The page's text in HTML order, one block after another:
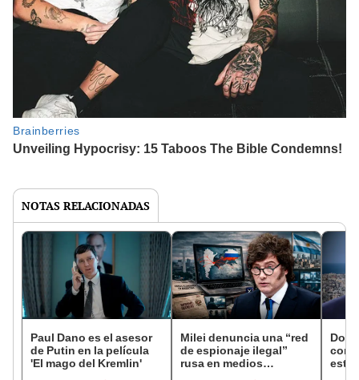
NOTAS RELACIONADAS
Paul Dano es el asesor
de Putin en la película
'El mago del Kremlin'
Milei denuncia una “red
de espionaje ilegal”
rusa en medios